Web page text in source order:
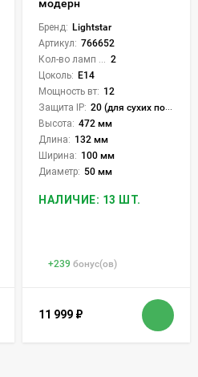
модерн
Бренд: Lightstar
Артикул: 766652
2
Цоколь: E14
Мощность вт: 12
Защита IP: 20 (для сухих пом.)
Высота: 472 мм
Длина: 132 мм
Ширина: 100 мм
Диаметр: 50 мм
НАЛИЧИЕ: 13 ШТ.
+239 бонус(ов)
11 999 ₽